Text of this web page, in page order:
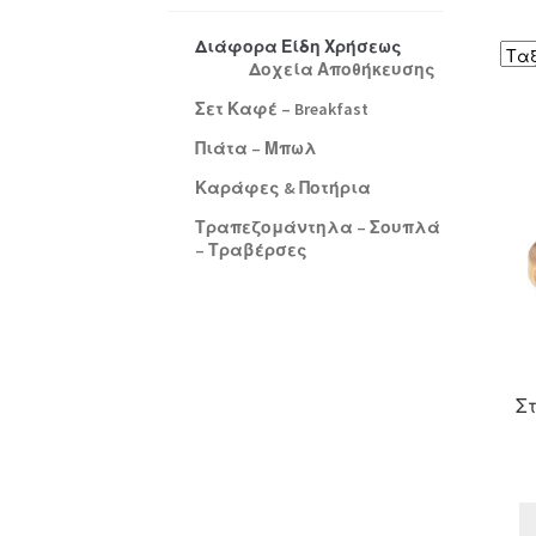
Διάφορα Είδη Χρήσεως
Δοχεία Αποθήκευσης
Σετ Καφέ – Breakfast
Πιάτα – Μπωλ
Καράφες & Ποτήρια
Τραπεζομάντηλα – Σουπλά
– Τραβέρσες